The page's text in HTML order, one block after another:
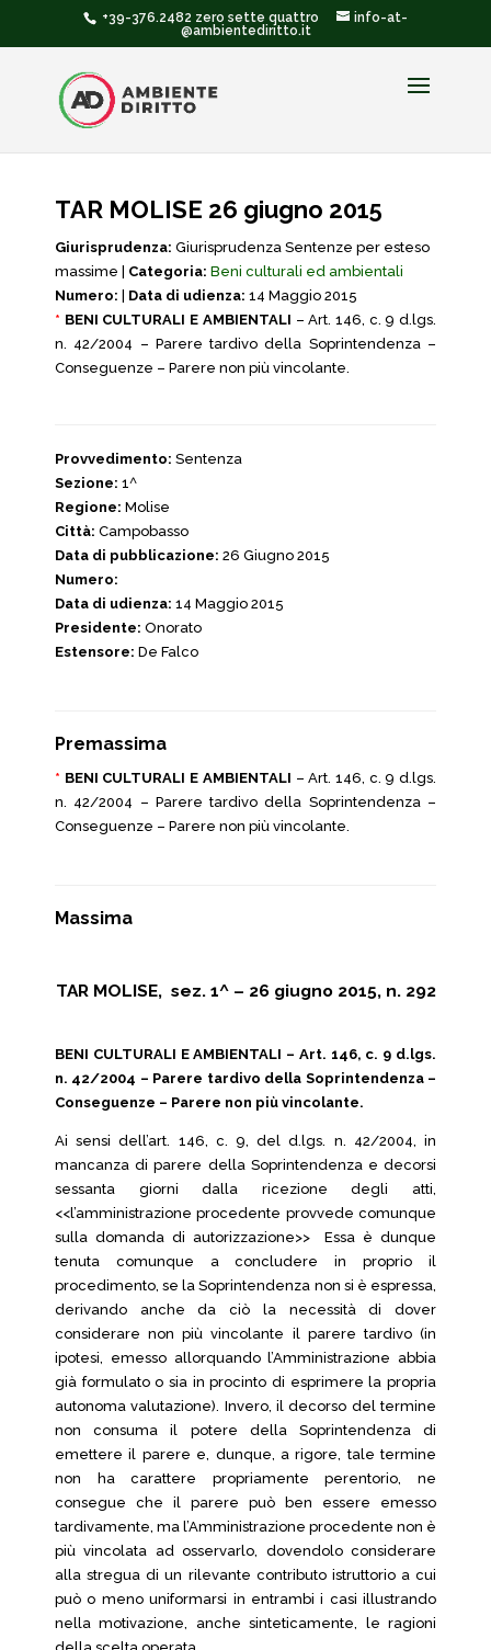
+39-376.2482 zero sette quattro
info-at-
@ambientediritto.it
TAR MOLISE 26 giugno 2015
Giurisprudenza: Giurisprudenza Sentenze per esteso
massime | Categoria: Beni culturali ed ambientali
Numero:
Data di udienza: 14 Maggio 2015
* BENI CULTURALI E AMBIENTALI – Art. 146, c. 9 d.lgs.
n. 42/2004 – Parere tardivo della Soprintendenza –
Conseguenze – Parere non più vincolante.
Provvedimento: Sentenza
Sezione: 1^
Regione: Molise
Città: Campobasso
Data di pubblicazione: 26 Giugno 2015
Numero:
Data di udienza: 14 Maggio 2015
Presidente: Onorato
Estensore: De Falco
Premassima
* BENI CULTURALI E AMBIENTALI – Art. 146, c. 9 d.lgs.
n. 42/2004 – Parere tardivo della Soprintendenza –
Conseguenze – Parere non più vincolante.
Massima
TAR MOLISE, sez. 1^ – 26 giugno 2015, n. 292
BENI CULTURALI E AMBIENTALI – Art. 146, c. 9 d.lgs.
n. 42/2004 – Parere tardivo della Soprintendenza –
Conseguenze – Parere non più vincolante.
Ai sensi dell’art. 146, c. 9, del d.lgs. n. 42/2004, in
mancanza di parere della Soprintendenza e decorsi
sessanta giorni dalla ricezione degli atti,
<<l’amministrazione procedente provvede comunque
sulla domanda di autorizzazione>> Essa è dunque
tenuta comunque a concludere in proprio il
procedimento, se la Soprintendenza non si è espressa,
derivando anche da ciò la necessità di dover
considerare non più vincolante il parere tardivo (in
ipotesi, emesso allorquando l’Amministrazione abbia
già formulato o sia in procinto di esprimere la propria
autonoma valutazione). Invero, il decorso del termine
non consuma il potere della Soprintendenza di
emettere il parere e, dunque, a rigore, tale termine
non ha carattere propriamente perentorio, ne
consegue che il parere può ben essere emesso
tardivamente, ma l’Amministrazione procedente non è
più vincolata ad osservarlo, dovendolo considerare
alla stregua di un rilevante contributo istruttorio a cui
può o meno uniformarsi in entrambi i casi illustrando
nella motivazione, anche sinteticamente, le ragioni